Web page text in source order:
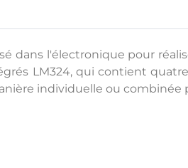
dans l'électronique pour
LM324, qui contient
individuelle ou combinée